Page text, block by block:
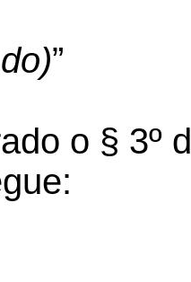
”
o § 3º